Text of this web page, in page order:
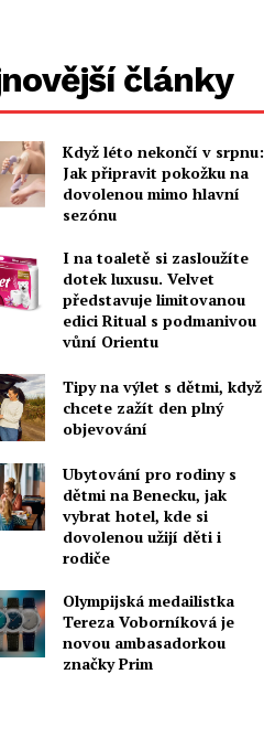
články
Když léto nekončí v srpnu:
Jak připravit pokožku na
dovolenou mimo hlavní
sezónu
I na toaletě si zasloužíte
dotek luxusu. Velvet
představuje limitovanou
edici Ritual s podmanivou
vůní Orientu
Tipy na výlet s dětmi, když
chcete zažít den plný
objevování
Ubytování pro rodiny s
dětmi na Benecku, jak
vybrat hotel, kde si
dovolenou užijí děti i
rodiče
Olympijská medailistka
Tereza Voborníková je
novou ambasadorkou
značky Prim